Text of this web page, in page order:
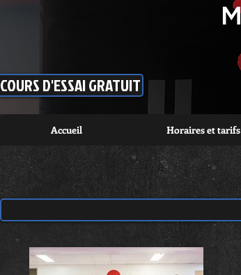
COURS D'ESSAI GRATUIT
Accueil Horaires et tarifs